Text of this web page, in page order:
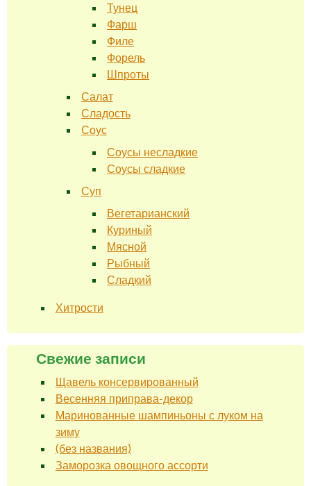
Тунец
Фарш
Филе
Форель
Шпроты
Салат
Сладость
Соус
Соусы несладкие
Соусы сладкие
Суп
Вегетарианский
Куриный
Мясной
Рыбный
Сладкий
Хитрости
Свежие записи
Щавель консервированный
Весенняя приправа-декор
Маринованные шампиньоны с луком на
зиму
(без названия)
Заморозка овощного ассорти